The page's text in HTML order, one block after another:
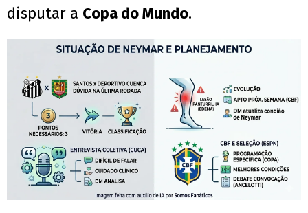
disputar a Copa do Mundo.